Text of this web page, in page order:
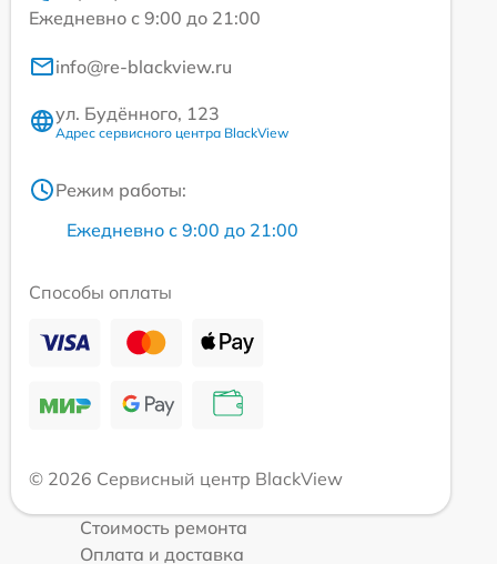
Ежедневно с 9:00 до 21:00
info@re-blackview.ru
ул. Будённого, 123
Адрес сервисного центра BlackView
Режим работы:
Ежедневно с 9:00 до 21:00
Способы оплаты
© 2026 Сервисный центр BlackView
Стоимость ремонта
Оплата и доставка